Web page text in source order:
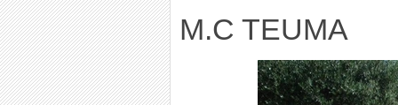
M.C TEUMA